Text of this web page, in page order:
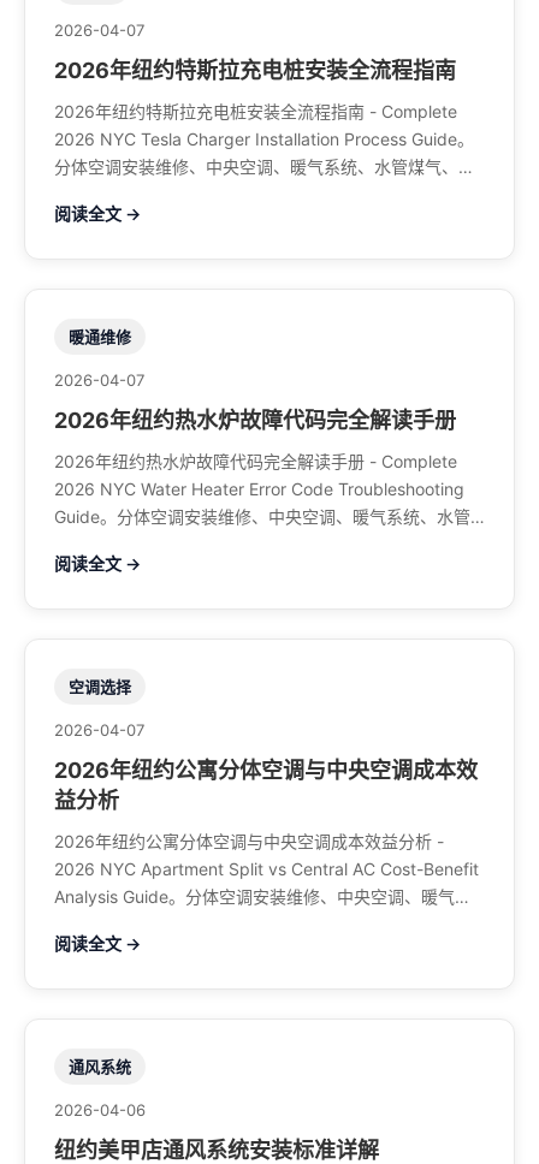
2026-04-07
2026年纽约特斯拉充电桩安装全流程指南
2026年纽约特斯拉充电桩安装全流程指南 - Complete
2026 NYC Tesla Charger Installation Process Guide。
分体空调安装维修、中央空调、暖气系统、水管煤气、餐
阅读全文 →
暖通维修
2026-04-07
2026年纽约热水炉故障代码完全解读手册
2026年纽约热水炉故障代码完全解读手册 - Complete
2026 NYC Water Heater Error Code Troubleshooting
Guide。分体空调安装维修、中央空调、暖气系统、水管
阅读全文 →
空调选择
2026-04-07
2026年纽约公寓分体空调与中央空调成本效
益分析
2026年纽约公寓分体空调与中央空调成本效益分析 -
2026 NYC Apartment Split vs Central AC Cost-Benefit
Analysis Guide。分体空调安装维修、中央空调、暖气系
708-8979
阅读全文 →
通风系统
2026-04-06
纽约美甲店通风系统安装标准详解